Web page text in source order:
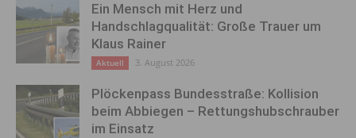
Ein Mensch mit Herz und
Handschlagqualität: Große Trauer um
Klaus Rainer
Aktuell 3. August 2026
Plöckenpass Bundesstraße: Kollision
beim Abbiegen – Rettungshubschrauber
im Einsatz